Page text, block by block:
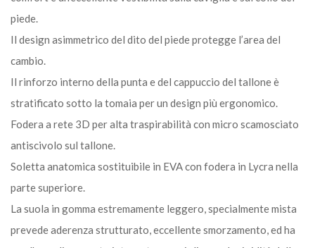
piede.
Il design asimmetrico del dito del piede protegge l’area del
cambio.
Il rinforzo interno della punta e del cappuccio del tallone è
stratificato sotto la tomaia per un design più ergonomico.
Fodera a rete 3D per alta traspirabilità con micro scamosciato
antiscivolo sul tallone.
Soletta anatomica sostituibile in EVA con fodera in Lycra nella
parte superiore.
La suola in gomma estremamente leggero, specialmente mista
prevede aderenza strutturato, eccellente smorzamento, ed ha